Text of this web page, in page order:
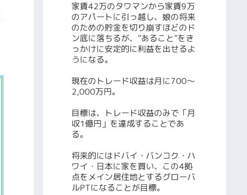
家賃42万のタワマンから家賃9万
のアパートに引っ越し、娘の将来
のための貯金を切り崩すほどのド
ン底に落ちるが、”あること”をき
っかけに安定的に利益を出せるよ
うになる。
現在のトレード収益は月に700～
2,000万円。
目標は、トレード収益のみで「月
収1億円」を達成することであ
る。
将来的にはドバイ・バンコク・ハ
ワイ・日本に家を買い、この4拠
点をメイン居住地とするグローバ
ルPTになることが目標。